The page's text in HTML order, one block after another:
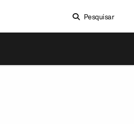
Pesquisar